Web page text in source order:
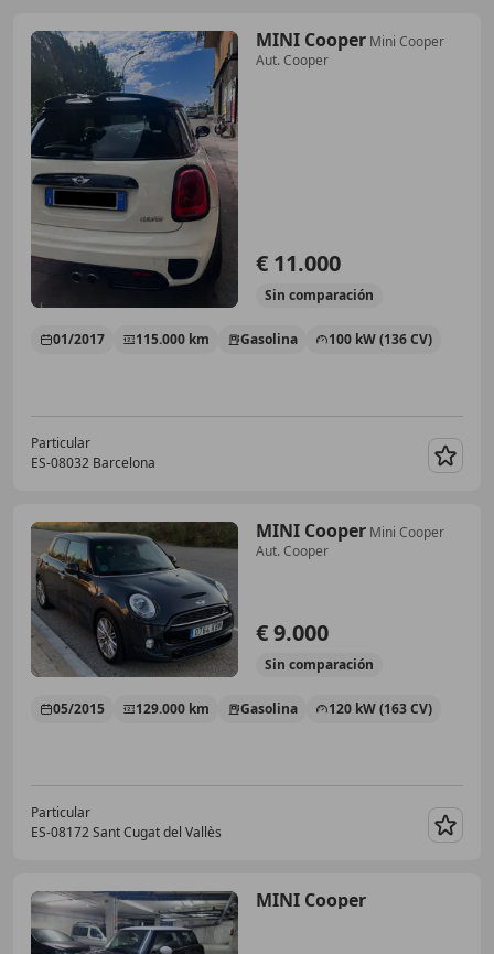
MINI Cooper Mini Cooper
Aut. Cooper
€ 11.000
Sin comparación
01/2017 115.000 km Gasolina 100 kW (136 CV)
Particular
ES-08032 Barcelona
MINI Cooper Mini Cooper
Aut. Cooper
€ 9.000
Sin comparación
05/2015 129.000 km Gasolina 120 kW (163 CV)
Particular
ES-08172 Sant Cugat del Vallès
MINI Cooper